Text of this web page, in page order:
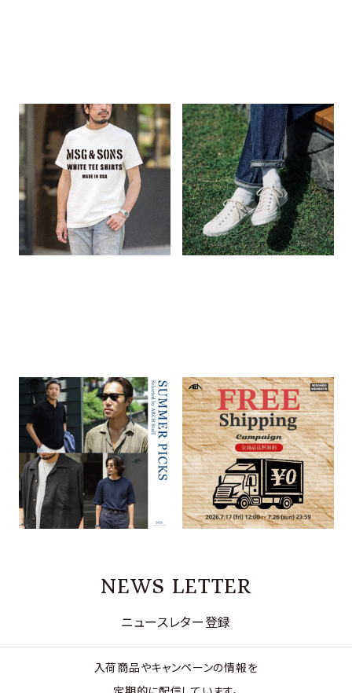
「たかがTシャツ、されどTシャ
ツ。」
2026.08.04
FEATURE
WAKOUWA × MSG &
SONS
US ARMY GYM SHOES
2026.07.28
FEATURE
SUMMER PICKS
Selected by ARCH Staff
2026.07.27
FEATURE
送料無料キャンペーン開催！
2026.07.13
FEATURE
NEWS LETTER
ニュースレター登録
入荷商品やキャンペーンの情報を